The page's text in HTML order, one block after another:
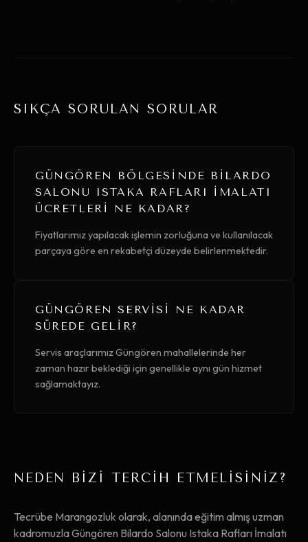
SIKÇA SORULAN SORULAR
GÜNGÖREN BÖLGESINDE BILARDO
SALONU ISTAKA RAFLARI İMALATI
ÜCRETLERI NE KADAR?
Fiyatlarımız yapılacak işlemin zorluğuna ve kullanılacak
parçaya göre en rekabetçi düzeyde belirlenmektedir.
GÜNGÖREN SERVISI NE KADAR
SÜREDE GELIR?
Servis araçlarımız Güngören mahallelerinde her
zaman hazır beklediği için genellikle aynı gün hizmet
sağlamaktayız.
NEDEN BİZİ TERCİH ETMELİSİNİZ?
Tecrübe Marangozluk olarak, alanında eğitim almış uzman
kadromuzla Güngören Bilardo Salonu Istaka Rafları İmalatı